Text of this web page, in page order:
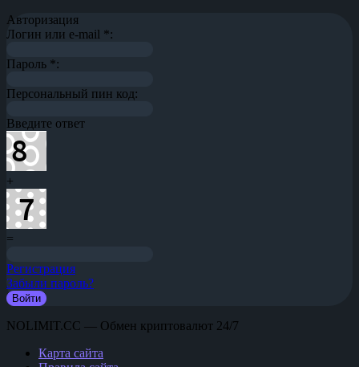
Авторизация
Логин или e-mail *:
Пароль *:
Персональный пин код:
Введите ответ
+
=
Регистрация
Забыли пароль?
NOLIMIT.CC — Обмен криптовалют 24/7
Карта сайта